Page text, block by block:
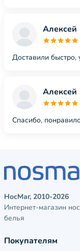
Алексей
Доставили быстро,
Алексей
Спасибо,
НосМаг, 2010-2026
Интернет-магазин
белья
Покупателям